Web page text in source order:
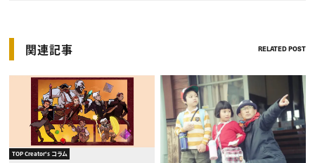
関連記事 RELATED POST
TOP Creator's コラム